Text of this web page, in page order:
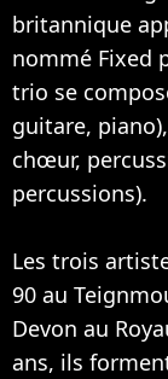
britannique
nommé Fixed
trio se
guitare,
chœur,
percussions).
Les trois
90 au
Devon au
ans, ils